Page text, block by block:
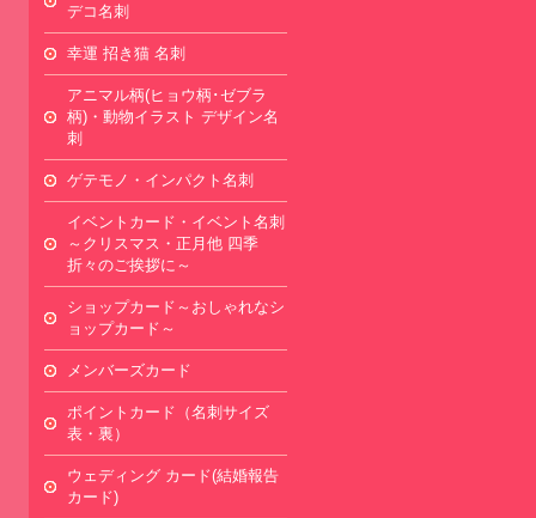
デコ名刺
幸運 招き猫 名刺
アニマル柄(ヒョウ柄･ゼブラ
柄)・動物イラスト デザイン名
刺
ゲテモノ・インパクト名刺
イベントカード・イベント名刺
～クリスマス・正月他 四季
折々のご挨拶に～
ショップカード～おしゃれなシ
ョップカード～
メンバーズカード
ポイントカード（名刺サイズ
表・裏）
ウェディング カード(結婚報告
カード)